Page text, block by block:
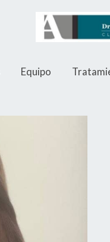
Equipo